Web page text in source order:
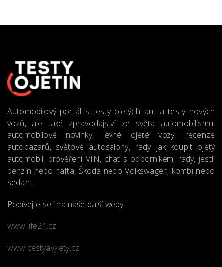
Automobilový portál s testy ojetých aut a testy nových
vozů, ale také zpravodajství ze světa automobilismu,
automobilové novinky, levné ojeté vozy, recenze
autobazarů, světové autosalony, rady jak koupit ojetý
automobil, prověření VIN, chat s odborníkem, rady, jestli
benzín nebo nafta, Škoda nebo Volkswagen, kombi nebo
sedan…
Podívejte se i na naše další weby:
www.life24.cz
www.cestyavylety.cz